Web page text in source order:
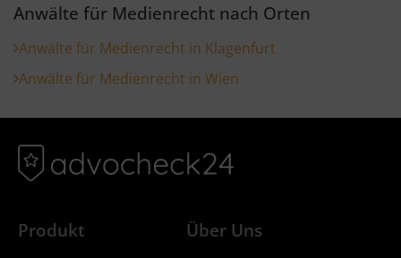
Anwälte für Medienrecht nach Orten
Anwälte für Medienrecht in Klagenfurt
Anwälte für Medienrecht in Wien
Produkt Über Uns